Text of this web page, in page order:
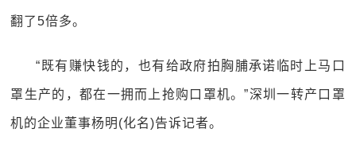
翻了5倍多。
“既有赚快钱的，也有给政府拍胸脯承诺临时上马口
罩生产的，都在一拥而上抢购口罩机。”深圳一转产口罩
机的企业董事杨明(化名)告诉记者。